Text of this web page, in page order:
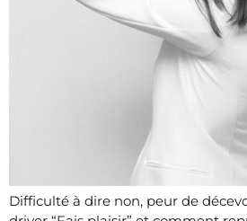
Difficulté à dire non, peur de